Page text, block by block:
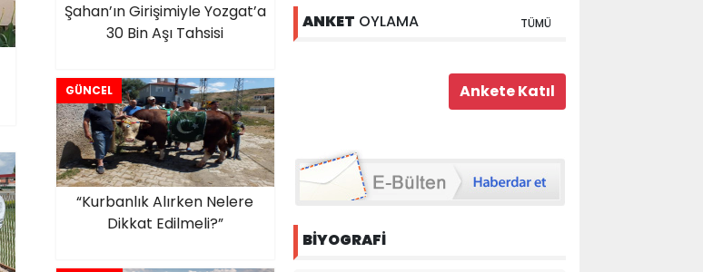
Şahan’ın Girişimiyle Yozgat’a
30 Bin Aşı Tahsisi
GÜNCEL
“Kurbanlık Alırken Nelere
Dikkat Edilmeli?”
ANKET OYLAMA TÜMÜ
BİYOGRAFİ